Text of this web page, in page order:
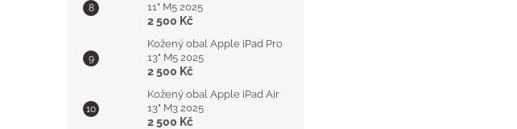
11" M5 2025
2 500 Kč
Kožený obal Apple iPad Pro
13" M5 2025
2 500 Kč
Kožený obal Apple iPad Air
13" M3 2025
2 500 Kč